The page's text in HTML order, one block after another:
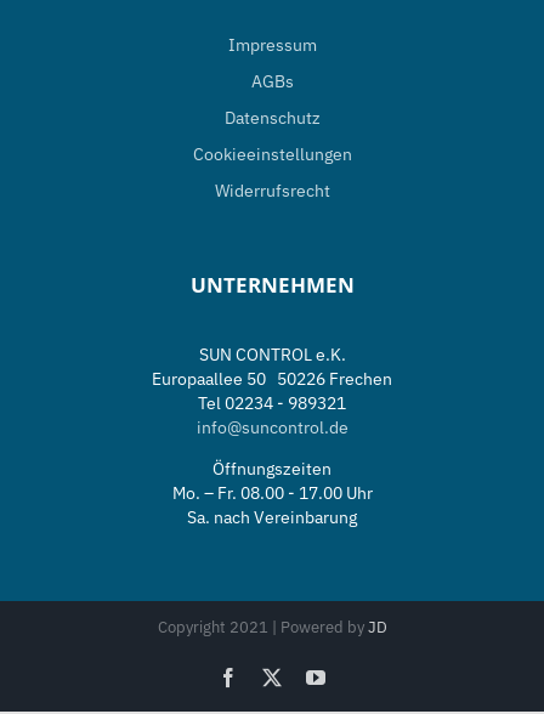
Impressum
AGBs
Datenschutz
Cookieeinstellungen
Widerrufsrecht
UNTERNEHMEN
SUN CONTROL e.K.
Europaallee 50 50226 Frechen
Tel 02234 - 989321
info@suncontrol.de
Öffnungszeiten
Mo. – Fr. 08.00 - 17.00 Uhr
Sa. nach Vereinbarung
Copyright 2021 | Powered byJD
Facebook YouTube